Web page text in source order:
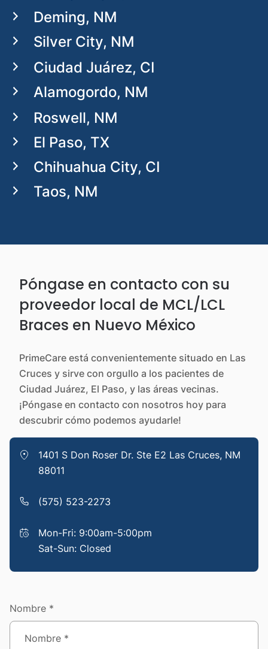
Deming, NM
Silver City, NM
Ciudad Juárez, CI
Alamogordo, NM
Roswell, NM
El Paso, TX
Chihuahua City, CI
Taos, NM
Póngase en contacto con su
proveedor local de MCL/LCL
Braces en Nuevo México
PrimeCare está convenientemente situado en Las
Cruces y sirve con orgullo a los pacientes de
Ciudad Juárez, El Paso, y las áreas vecinas.
¡Póngase en contacto con nosotros hoy para
descubrir cómo podemos ayudarle!
1401 S Don Roser Dr. Ste E2 Las Cruces, NM
88011
(575) 523-2273
Mon-Fri: 9:00am-5:00pm
Sat-Sun: Closed
Nombre *